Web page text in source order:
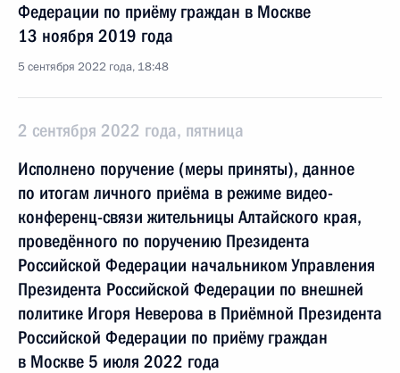
Федерации по приёму граждан в Москве
13 ноября 2019 года
5 сентября 2022 года, 18:48
2 сентября 2022 года, пятница
Исполнено поручение (меры приняты), данное
по итогам личного приёма в режиме видео-
конференц-связи жительницы Алтайского края,
проведённого по поручению Президента
Российской Федерации начальником Управления
Президента Российской Федерации по внешней
политике Игоря Неверова в Приёмной Президента
Российской Федерации по приёму граждан
в Москве 5 июля 2022 года